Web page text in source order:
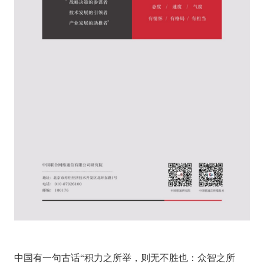
中国有一句古话“积力之所举，则无不胜也：众智之所